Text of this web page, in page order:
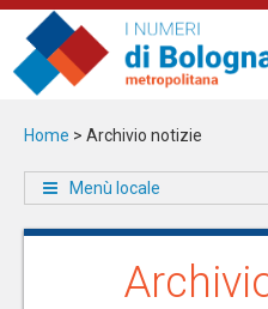
Salta
contenuto
principale
Home > Archivio notizie
Menù locale